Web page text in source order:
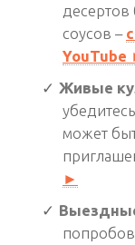
десертов
соусов –
YouTube
Живые
может
►